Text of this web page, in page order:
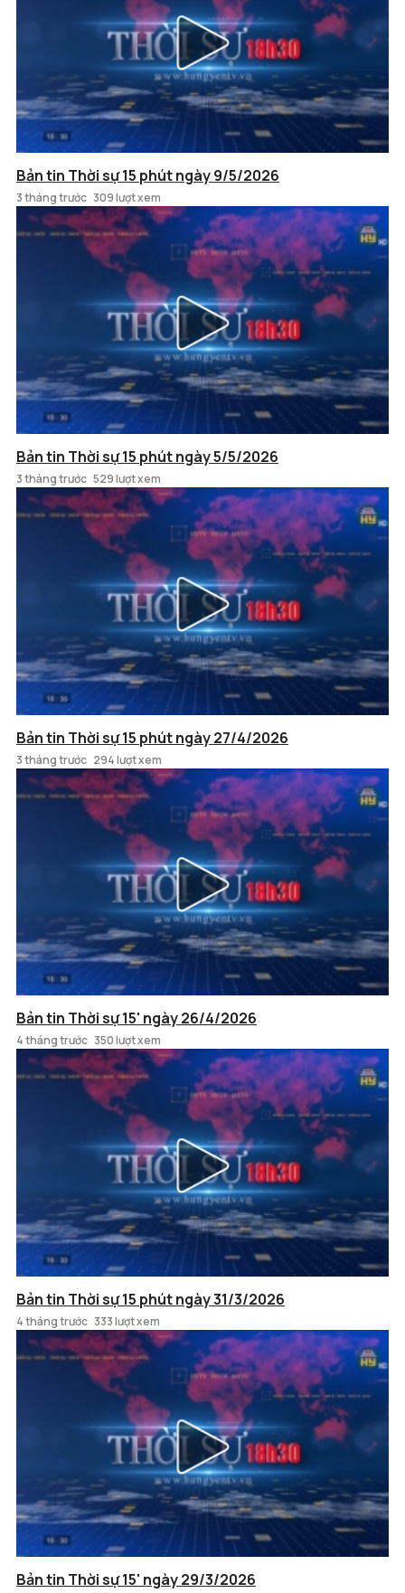
Bản tin Thời sự 15 phút ngày 9/5/2026
3 tháng trước 309 lượt xem
Bản tin Thời sự 15 phút ngày 5/5/2026
3 tháng trước 529 lượt xem
Bản tin Thời sự 15 phút ngày 27/4/2026
3 tháng trước 294 lượt xem
Bản tin Thời sự 15' ngày 26/4/2026
4 tháng trước 350 lượt xem
Bản tin Thời sự 15 phút ngày 31/3/2026
4 tháng trước 333 lượt xem
Bản tin Thời sự 15' ngày 29/3/2026